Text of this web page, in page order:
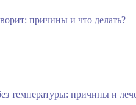
причины и что делать?
температуры: причины и